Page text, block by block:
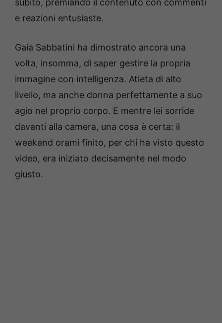
subito, premiando il contenuto con commenti
e reazioni entusiaste.
Gaia Sabbatini ha dimostrato ancora una
volta, insomma, di saper gestire la propria
immagine con intelligenza. Atleta di alto
livello, ma anche donna perfettamente a suo
agio nel proprio corpo. E mentre lei sorride
davanti alla camera, una cosa è certa: il
weekend orami finito, per chi ha visto questo
video, era iniziato decisamente nel modo
giusto.